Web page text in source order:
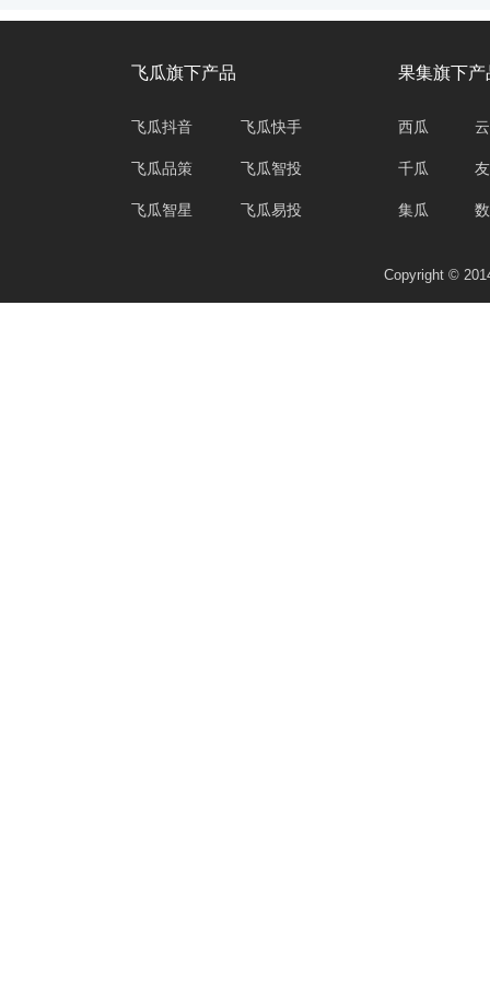
飞瓜旗下产品
飞瓜抖音
飞瓜品策
飞瓜智星
飞瓜快手
飞瓜智投
飞瓜易投
果集旗下产
西瓜
千瓜
集瓜
Copyright ©